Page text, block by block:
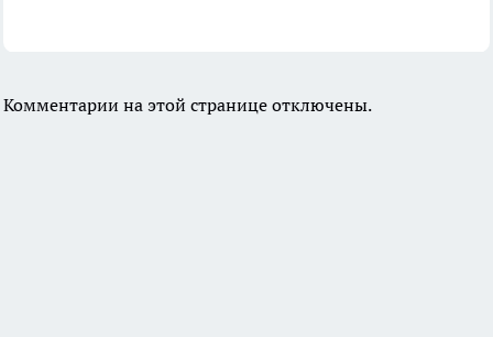
Комментарии на этой странице отключены.